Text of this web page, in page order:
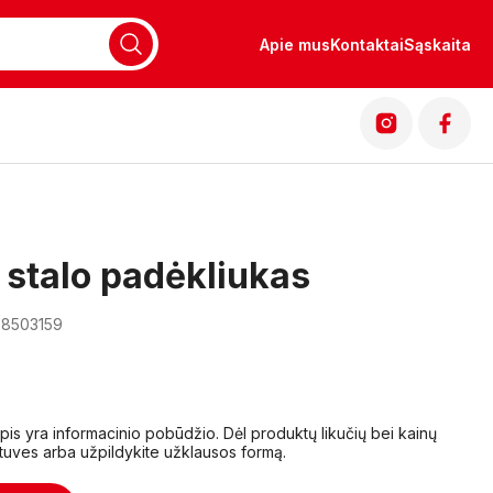
Apie musKontaktaiSąskaita
padėkliukas
yra informacinio pobūdžio. Dėl produktų likučių bei kainų
arba užpildykite užklausos formą.